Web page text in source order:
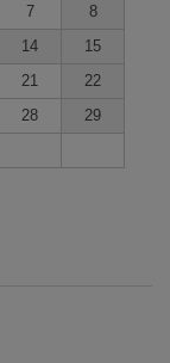
7
8
14
15
21
22
28
29